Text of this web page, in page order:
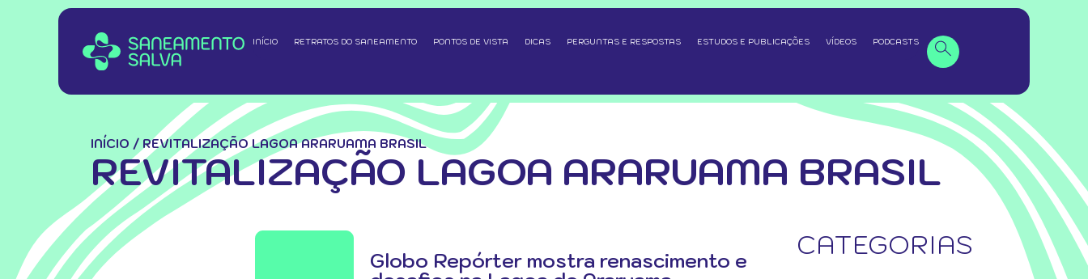
INÍCIO RETRATOS DO SANEAMENTO PONTOS DE VISTA DICAS PERGUNTAS E RESPOSTAS ESTUDOS E PUBLICAÇÕES VÍDEOS PODCASTS
INÍCIO / REVITALIZAÇÃO LAGOA ARARUAMA BRASIL
REVITALIZAÇÃO LAGOA ARARUAMA BRASIL
Globo Repórter mostra renascimento e CATEGORIAS